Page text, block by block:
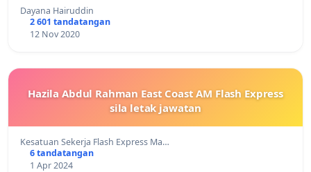
Dayana Hairuddin
2 601 tandatangan
12 Nov 2020
Hazila Abdul Rahman East Coast AM Flash Express
sila letak jawatan
Kesatuan Sekerja Flash Express Ma…
6 tandatangan
1 Apr 2024